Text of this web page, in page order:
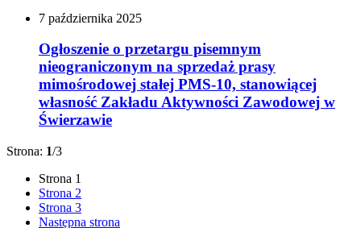
7 października 2025
Ogłoszenie o przetargu pisemnym
nieograniczonym na sprzedaż prasy
mimośrodowej stałej PMS-10, stanowiącej
własność Zakładu Aktywności Zawodowej w
Świerzawie
Strona: 1/3
Strona 1
Strona 2
Strona 3
Następna strona